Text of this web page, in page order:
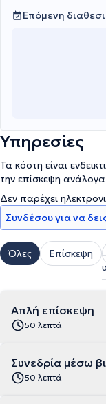
Επόμενη
Υπηρεσίες
Τα κόστη είναι
την επίσκεψη
Δεν παρέχει
Συνδέσου για να
Όλες Επίσκεψη
Απλή επίσκεψη
50 λεπτά
Συνεδρία μέσω
50 λεπτά